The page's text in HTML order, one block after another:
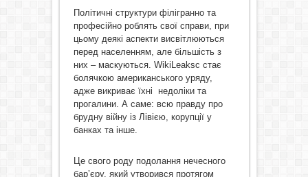
Політичні структури філігранно та
професійно роблять свої справи, при
цьому деякі аспекти висвітлюються
перед населенням, але більшість з
них – маскуються. WikiLeaksс стає
болячкою американського уряду,
адже викриває їхні недоліки та
прогалини. А саме: всю правду про
брудну війну із Лівією, корупції у
банках та інше.
Це свого роду подолання нечесного
бар’єру, який утворився протягом